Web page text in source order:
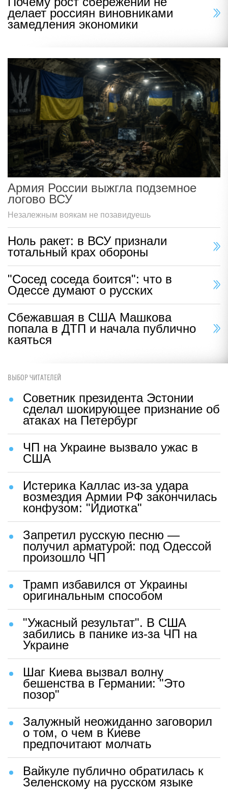
делает россиян виновниками
замедления экономики
Армия России выжгла подземное
логово ВСУ
Незалежным воякам не позавидуешь
Ноль ракет: в ВСУ признали
тотальный крах обороны
"Сосед соседа боится": что в
Одессе думают о русских
Сбежавшая в США Машкова
попала в ДТП и начала публично
каяться
ВЫБОР ЧИТАТЕЛЕЙ
Советник президента Эстонии
сделал шокирующее признание об
атаках на Петербург
ЧП на Украине вызвало ужас в
США
Истерика Каллас из-за удара
возмездия Армии РФ закончилась
конфузом: "Идиотка"
Запретил русскую песню —
получил арматурой: под Одессой
произошло ЧП
Трамп избавился от Украины
оригинальным способом
"Ужасный результат". В США
забились в панике из-за ЧП на
Украине
Шаг Киева вызвал волну
бешенства в Германии: "Это
позор"
Залужный неожиданно заговорил
о том, о чем в Киеве
предпочитают молчать
Вайкуле публично обратилась к
Зеленскому на русском языке